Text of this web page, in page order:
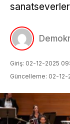
Giriş: 02-12-2025
Güncelleme: 02-12-